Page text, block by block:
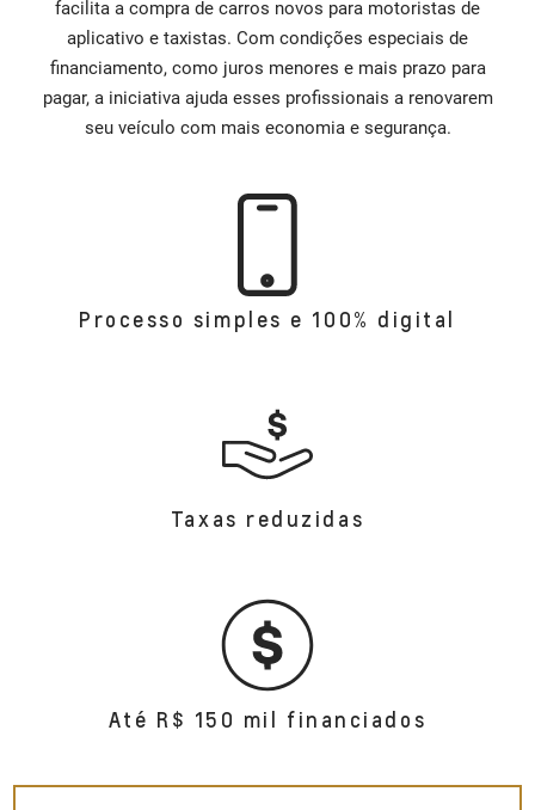
facilita a compra de carros novos para motoristas de
aplicativo e taxistas. Com condições especiais de
financiamento, como juros menores e mais prazo para
pagar, a iniciativa ajuda esses profissionais a renovarem
seu veículo com mais economia e segurança.
Processo simples e 100% digital
Taxas reduzidas
Até R$ 150 mil financiados